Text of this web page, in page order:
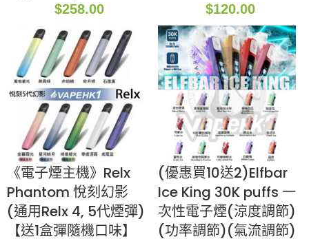
$258.00
$120.00
《電子煙主機》Relx
Phantom 悅刻幻影
(通用Relx 4, 5代煙彈)
【送1盒彈隨機口味】
(優惠買10送2)Elfbar
Ice King 30K puffs 一
次性電子煙(涼度調節)
(功率調節)(氣流調節)